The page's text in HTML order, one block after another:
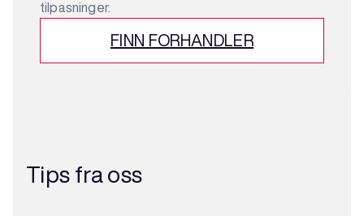
FINN FORHANDLER
tilpasninger.
Tips fra oss